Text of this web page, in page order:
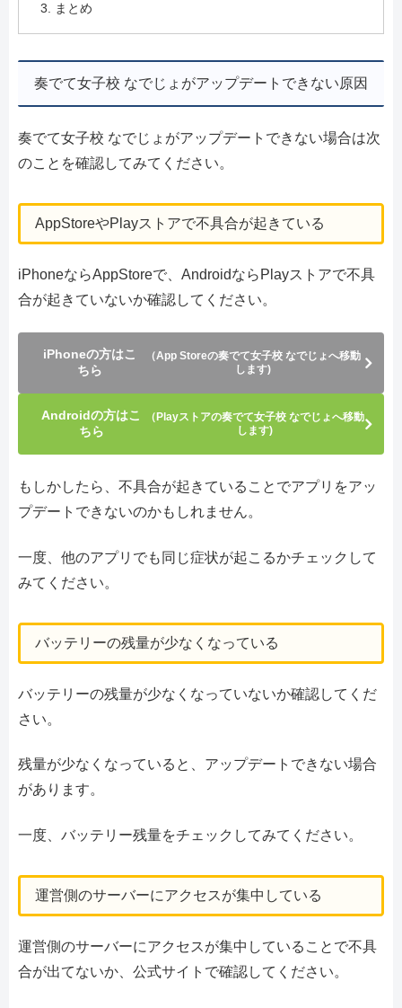
まとめ
奏でて女子校 なでじょがアップデートできない原因
奏でて女子校 なでじょがアップデートできない場合は次
のことを確認してみてください。
AppStoreやPlayストアで不具合が起きている
iPhoneならAppStoreで、AndroidならPlayストアで不具
合が起きていないか確認してください。
iPhoneの方はこ
ちら
（App Storeの奏でて女子校 なでじょへ移動
します)
Androidの方はこ
ちら
（Playストアの奏でて女子校 なでじょへ移動
します)
もしかしたら、不具合が起きていることでアプリをアッ
プデートできないのかもしれません。
一度、他のアプリでも同じ症状が起こるかチェックして
みてください。
バッテリーの残量が少なくなっている
バッテリーの残量が少なくなっていないか確認してくだ
さい。
残量が少なくなっていると、アップデートできない場合
があります。
一度、バッテリー残量をチェックしてみてください。
運営側のサーバーにアクセスが集中している
運営側のサーバーにアクセスが集中していることで不具
合が出てないか、公式サイトで確認してください。